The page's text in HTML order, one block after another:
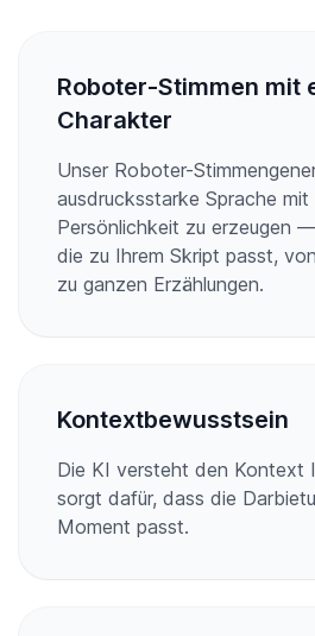
Roboter-Stimmen mit
Charakter
Unser Roboter-
ausdrucksstarke Sprache
Persönlichkeit zu erzeugen
die zu Ihrem Skript passt,
zu ganzen Erzählungen.
Kontextbewusstsein
Die KI versteht den Kontext
sorgt dafür, dass die
Moment passt.